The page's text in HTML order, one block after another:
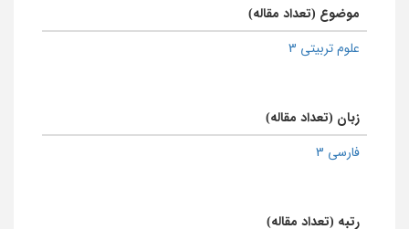
موضوع (تعداد مقاله)
علوم تربیتی 3
زبان (تعداد مقاله)
فارسی 3
رتبه (تعداد مقاله)